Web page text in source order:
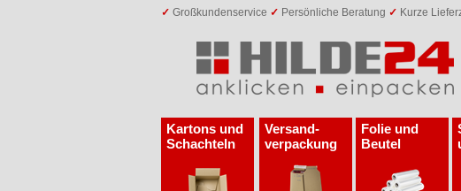
✓ Großkundenservice ✓ Persönliche Beratung ✓ Kurze
Kartons und
Schachteln
Versand­
verpackung
Folie und
Beutel